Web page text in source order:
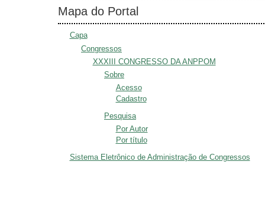
Mapa do Portal
Capa
Congressos
XXXIII CONGRESSO DA ANPPOM
Sobre
Acesso
Cadastro
Pesquisa
Por Autor
Por título
Sistema Eletrônico de Administração de Congressos